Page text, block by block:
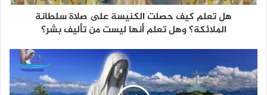
هل تعلم كيف حصلت الكنيسة على صلاة سلطانة
الملائكة؟ وهل تعلم أنها ليست من تأليف بشر؟